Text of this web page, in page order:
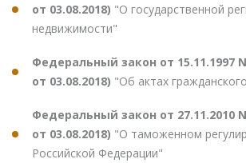
от 03.08.2018) "О государственной
недвижимости"
Федеральный закон от 15.11.1997
от 03.08.2018) "Об актах
Федеральный закон от 27.11.2010
от 03.08.2018) "О таможенном
Российской Федерации"